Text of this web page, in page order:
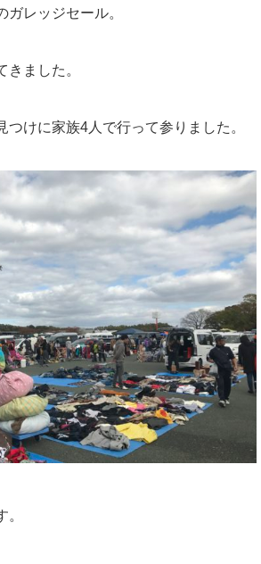
レッジセール。
きました。
つけに家族4人で行って参りました。